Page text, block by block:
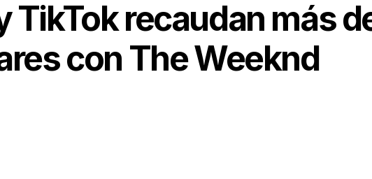
TikTok recaudan más
con The Weeknd